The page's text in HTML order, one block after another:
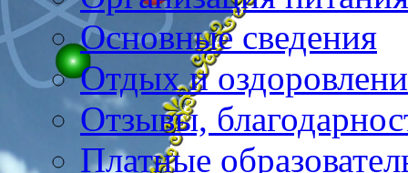
Основные сведения
Отдых и
Отзывы,
Платные